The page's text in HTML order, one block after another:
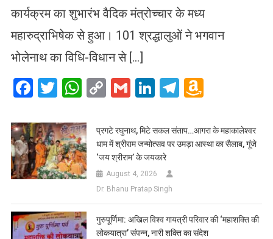
कार्यक्रम का शुभारंभ वैदिक मंत्रोच्चार के मध्य
महारुद्राभिषेक से हुआ। 101 श्रद्धालुओं ने भगवान
भोलेनाथ का विधि-विधान से […]
Facebook
Twitter
WhatsApp
CopyGmailLinkedIn
Telegram
List
प्रगटे रघुनाथ, मिटे सकल संताप…आगरा के महाकालेश्वर
धाम में श्रीराम जन्मोत्सव पर उमड़ा आस्था का सैलाब, गूंजे
‘जय श्रीराम’ के जयकारे
August 4, 2026
Dr. Bhanu Pratap Singh
गुरुपूर्णिमा: अखिल विश्व गायत्री परिवार की ‘महाशक्ति की
लोकयात्रा’ संपन्न, नारी शक्ति का संदेश